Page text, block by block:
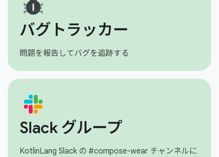
バグトラッカー
問題を報告してバグを追跡する
Slack グループ
KotlinLang Slack の #compose-wear チャンネルに